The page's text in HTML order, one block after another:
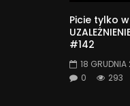
Picie tylko
#142
18
0
293